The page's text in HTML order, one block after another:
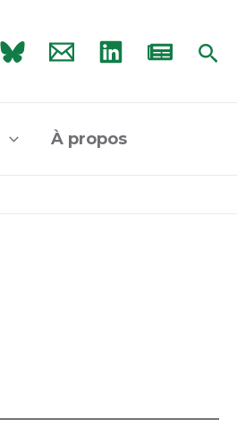
À propos